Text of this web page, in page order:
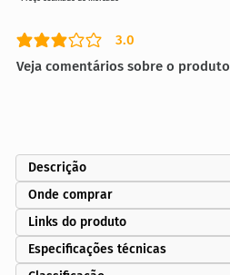
3.0
classificação média é 3 de 5
Veja comentários sobre o produto
Descrição
Onde comprar
Links do produto
Especificações técnicas